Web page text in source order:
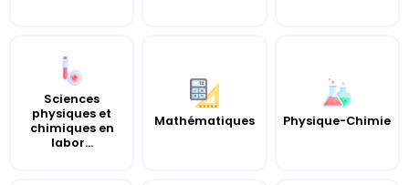
Sciences
physiques et
chimiques en
labor...
Mathématiques Physique-Chimie